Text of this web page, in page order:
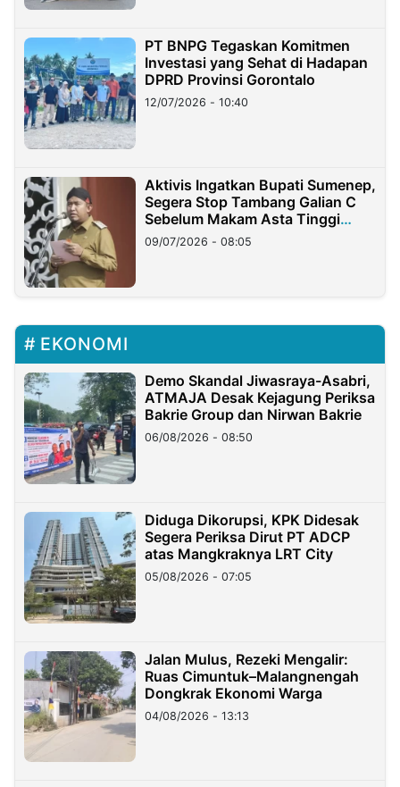
PT BNPG Tegaskan Komitmen
Investasi yang Sehat di Hadapan
DPRD Provinsi Gorontalo
12/07/2026 - 10:40
Aktivis Ingatkan Bupati Sumenep,
Segera Stop Tambang Galian C
Sebelum Makam Asta Tinggi
Longsor
09/07/2026 - 08:05
EKONOMI
Demo Skandal Jiwasraya-Asabri,
ATMAJA Desak Kejagung Periksa
Bakrie Group dan Nirwan Bakrie
06/08/2026 - 08:50
Diduga Dikorupsi, KPK Didesak
Segera Periksa Dirut PT ADCP
atas Mangkraknya LRT City
05/08/2026 - 07:05
Jalan Mulus, Rezeki Mengalir:
Ruas Cimuntuk–Malangnengah
Dongkrak Ekonomi Warga
04/08/2026 - 13:13